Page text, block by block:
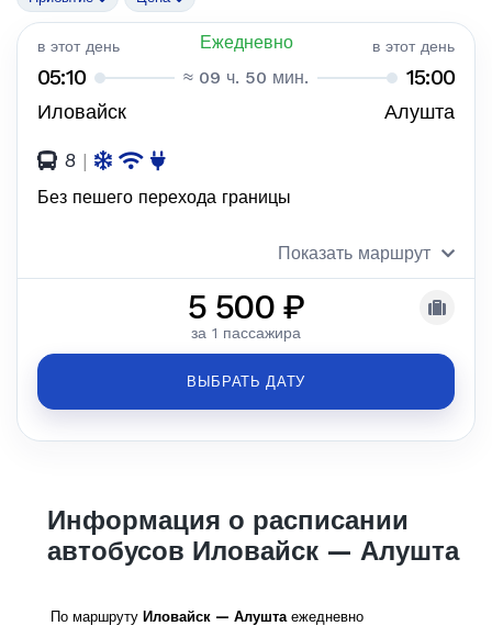
в этот день Ежедневно в этот день
05:10 ≈ 09 ч. 50 мин. 15:00
Иловайск Алушта
8 |
Без пешего перехода границы
Показать маршрут
5 500 ₽
за 1 пассажира
ВЫБРАТЬ ДАТУ
Информация о расписании
автобусов Иловайск — Алушта
По маршруту Иловайск — Алуштаежедневно